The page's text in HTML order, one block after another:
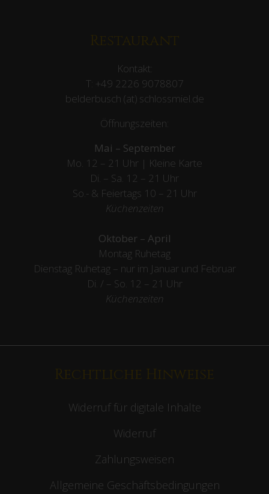
Restaurant
Kontakt:
T: +49 2226 9078807
belderbusch (at) schlossmiel.de
Öffnungszeiten:
Mai – September
Mo. 12 – 21 Uhr | Kleine Karte
Di. – Sa. 12 – 21 Uhr
So.- & Feiertags 10 – 21 Uhr
Küchenzeiten
Oktober – April
Montag Ruhetag
Dienstag Ruhetag – nur im Januar und Februar
Di. / – So. 12 – 21 Uhr
Küchenzeiten
Rechtliche Hinweise
Widerruf für digitale Inhalte
Widerruf
Zahlungsweisen
Allgemeine Geschäftsbedingungen